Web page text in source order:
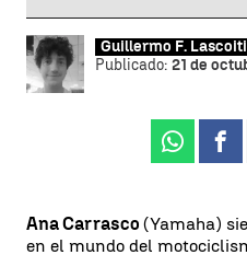
Guillermo F. Lascoiti
Publicado: 21 de
Ana Carrasco (Yamaha)
en el mundo del